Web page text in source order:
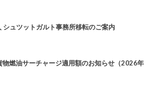
シュツットガルト事務所移転のご案内
物燃油サーチャージ適用額のお知らせ（2026年